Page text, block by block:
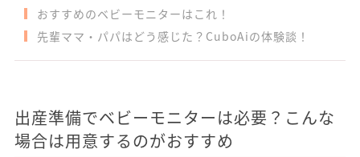
おすすめのベビーモニターはこれ！
先輩ママ・パパはどう感じた？CuboAiの体験談！
出産準備でベビーモニターは必要？こんな
場合は用意するのがおすすめ